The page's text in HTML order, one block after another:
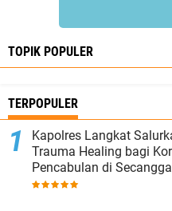
TOPIK POPULER
TERPOPULER
Kapolres Langkat
Trauma Healing bagi
Pencabulan di